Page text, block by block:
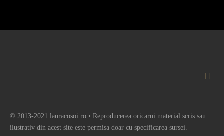
© 2013-2021 lauracosoi.ro • Reproducerea oricarui material scris sau
ilustrativ din acest site este permisa doar cu specificarea sursei.